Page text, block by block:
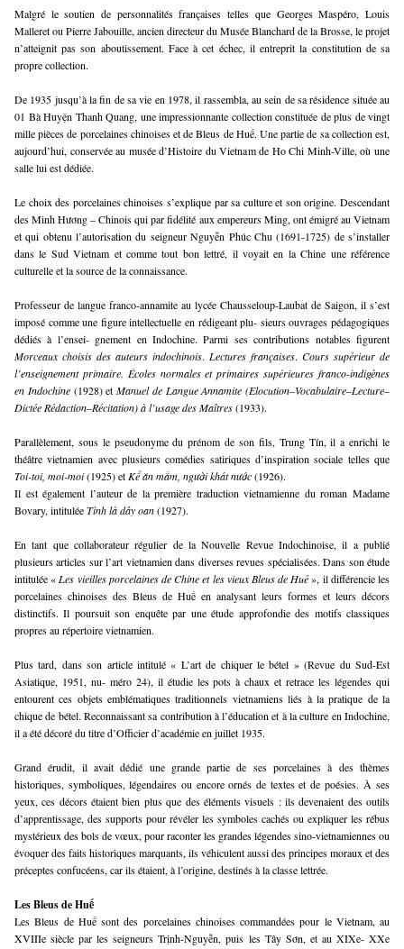
Malgré le soutien de personnalités françaises telles que Georges Maspéro, Louis
Malleret ou Pierre Jabouille, ancien directeur du Musée Blanchard de la Brosse, le projet
n’atteignit pas son aboutissement. Face à cet échec, il entreprit la constitution de sa
propre collection.
De 1935 jusqu’à la fin de sa vie en 1978, il rassembla, au sein de sa résidence située au
01 Bà Huyện Thanh Quang, une impressionnante collection constituée de plus de vingt
mille pièces de porcelaines chinoises et de Bleus de Huế. Une partie de sa collection est,
aujourd’hui, conservée au musée d’Histoire du Vietnam de Ho Chi Minh-Ville, où une
salle lui est dédiée.
Le choix des porcelaines chinoises s’explique par sa culture et son origine. Descendant
des Minh Hương – Chinois qui par fidélité aux empereurs Ming, ont émigré au Vietnam
et qui obtenu l’autorisation du seigneur Nguyễn Phúc Chu (1691-1725) de s’installer
dans le Sud Vietnam et comme tout bon lettré, il voyait en la Chine une référence
culturelle et la source de la connaissance.
Professeur de langue franco-annamite au lycée Chausseloup-Laubat de Saigon, il s’est
imposé comme une figure intellectuelle en rédigeant plu- sieurs ouvrages pédagogiques
dédiés à l’ensei- gnement en Indochine. Parmi ses contributions notables figurent
Morceaux choisis des auteurs indochinois. Lectures françaises. Cours supérieur de
l’enseignement primaire. Écoles normales et primaires supérieures franco-indigènes
en Indochine(1928) et Manuel de Langue Annamite (Elocution–Vocabulaire–Lecture–
Dictée Rédaction–Récitation) à l’usage des Maîtres(1933).
Parallèlement, sous le pseudonyme du prénom de son fils, Trung Tín, il a enrichi le
théâtre vietnamien avec plusieurs comédies satiriques d’inspiration sociale telles que
Toi-toi, moi-moi(1925) et Kể ăn mấm, người khát nước(1926).
Il est également l’auteur de la première traduction vietnamienne du roman Madame
Bovary, intituléeTình là dây oan(1927).
En tant que collaborateur régulier de la Nouvelle Revue Indochinoise, il a publié
plusieurs articles sur l’art vietnamien dans diverses revues spécialisées. Dans son étude
intitulée « Les vieilles porcelaines de Chine et les vieux Bleus de Hué», il différencie les
porcelaines chinoises des Bleus de Huế en analysant leurs formes et leurs décors
distinctifs. Il poursuit son enquête par une étude approfondie des motifs classiques
propres au répertoire vietnamien.
Plus tard, dans son article intitulé « L’art de chiquer le bétel » (Revue du Sud-Est
Asiatique, 1951, nu- méro 24), il étudie les pots à chaux et retrace les légendes qui
entourent ces objets emblématiques traditionnels vietnamiens liés à la pratique de la
chique de bétel. Reconnaissant sa contribution à l’éducation et à la culture en Indochine,
il a été décoré du titre d’Officier d’académie en juillet 1935.
Grand érudit, il avait dédié une grande partie de ses porcelaines à des thèmes
historiques, symboliques, légendaires ou encore ornés de textes et de poésies. À ses
yeux, ces décors étaient bien plus que des éléments visuels : ils devenaient des outils
d’apprentissage, des supports pour révéler les symboles cachés ou expliquer les rébus
mystérieux des bols de vœux, pour raconter les grandes légendes sino-vietnamiennes ou
évoquer des faits historiques marquants, ils véhiculent aussi des principes moraux et des
préceptes confucéens, car ils étaient, à l’origine, destinés à la classe lettrée.
Les Bleus de Huế
Les Bleus de Huế sont des porcelaines chinoises commandées pour le Vietnam, au
XVIIIe siècle par les seigneurs Trịnh-Nguyễn, puis les Tây Sơn, et au XIXe- XXe